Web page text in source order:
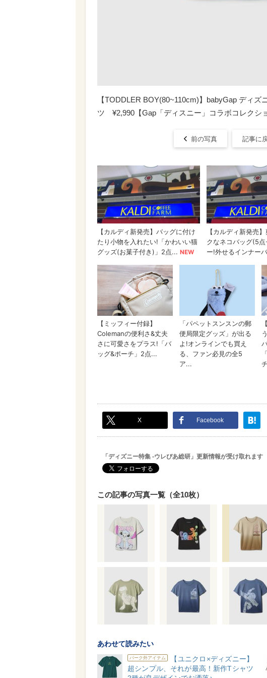
【TODDLER BOY(80~110cm)】babyGap ディ
ツ ¥2,990【Gap「ディスニー」コラボコレクショ
前の写真 記事に
X Facebook
「ディズニー特集 -ウレぴあ総研」更新情報が受け取れます
この記事の写真一覧（全10枚）
あわせて読みたい
パーク外アイテム
【ユニクロ×ディズニー】
超シンプル、それが最高！新作Tシャツ